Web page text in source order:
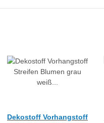
Dekostoff Vorhangstoff